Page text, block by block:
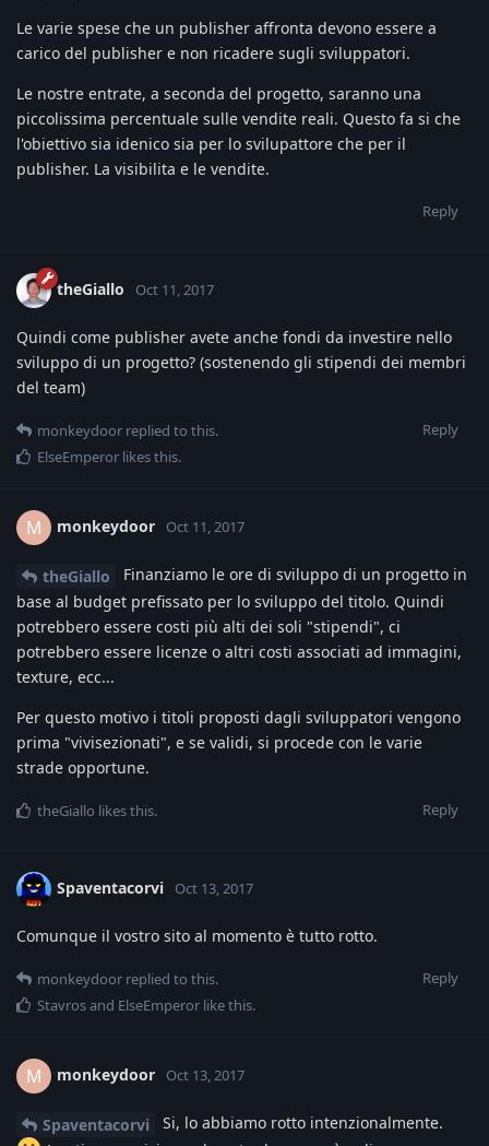
Le varie spese che un publisher affronta devono essere a
carico del publisher e non ricadere sugli sviluppatori.
Le nostre entrate, a seconda del progetto, saranno una
piccolissima percentuale sulle vendite reali. Questo fa si che
l'obiettivo sia idenico sia per lo svilupattore che per il
publisher. La visibilita e le vendite.
Reply
theGiallo Oct 11, 2017
Quindi come publisher avete anche fondi da investire nello
sviluppo di un progetto? (sostenendo gli stipendi dei membri
del team)
Reply
monkeydoor replied to this.
ElseEmperor likes this.
M monkeydoor Oct 11, 2017
theGiallo
Finanziamo le ore di sviluppo di un progetto in
base al budget prefissato per lo sviluppo del titolo. Quindi
potrebbero essere costi più alti dei soli "stipendi", ci
potrebbero essere licenze o altri costi associati ad immagini,
texture, ecc...
Per questo motivo i titoli proposti dagli sviluppatori vengono
prima "vivisezionati", e se validi, si procede con le varie
strade opportune.
Reply
theGiallo likes this.
Spaventacorvi Oct 13, 2017
Comunque il vostro sito al momento è tutto rotto.
Reply
monkeydoor replied to this.
Stavrosand ElseEmperor like this.
M monkeydoor Oct 13, 2017
Spaventacorvi
Si, lo abbiamo rotto intenzionalmente.